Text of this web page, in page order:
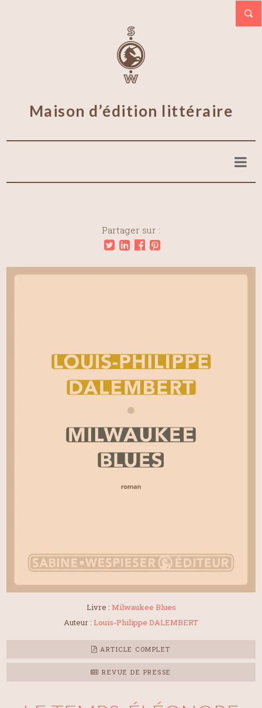
Maison d’édition littéraire
Partager sur :
Livre : Milwaukee Blues
Auteur : Louis-Philippe DALEMBERT
ARTICLE COMPLET
REVUE DE PRESSE